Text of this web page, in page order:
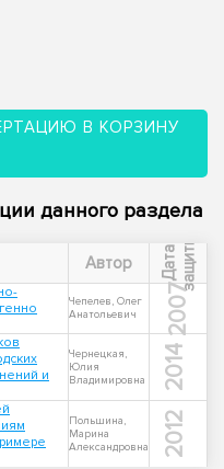
В КОРЗИНУ
данного раздела
Автор Д
а
т
а
з
а
щ
и
т ы
Чепелев, Олег
Анатольевич
2007
и
Чернецкая,
Юлия
Владимировна
2014
Польшина,
Марина
Александровна
2012